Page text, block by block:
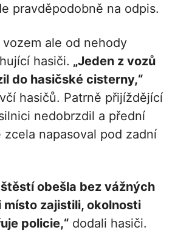
pravděpodobně na odpis.
ale od nehody
hasiči. „Jeden z vozů
do hasičské cisterny,“
hasičů. Patrně přijíždějící
nedobrzdil a přední
zcela napasoval pod zadní
obešla bez vážných
místo zajistili, okolnosti
policie,“ dodali hasiči.